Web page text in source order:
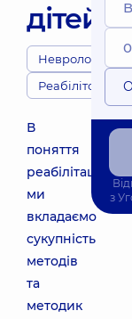
дітей
Неврологи
Реабілітологи
В
поняття
реабілітації
ми
вкладаємо
сукупність
методів
та
методик
з